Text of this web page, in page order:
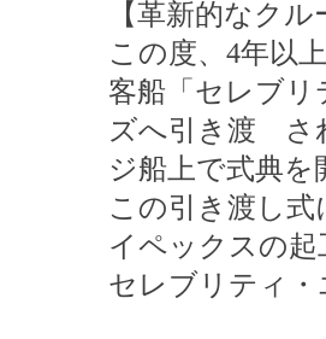
【革新的なク
この度、4年以
客船「セレブ
ズへ引き渡 さ
ジ船上で式典を
この引き渡し
イペックスの
セレブリティ・